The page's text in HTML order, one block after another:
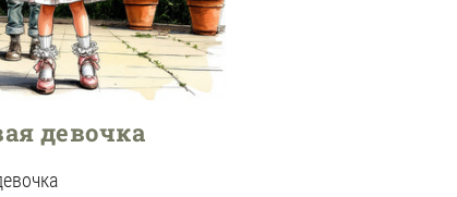
девочка